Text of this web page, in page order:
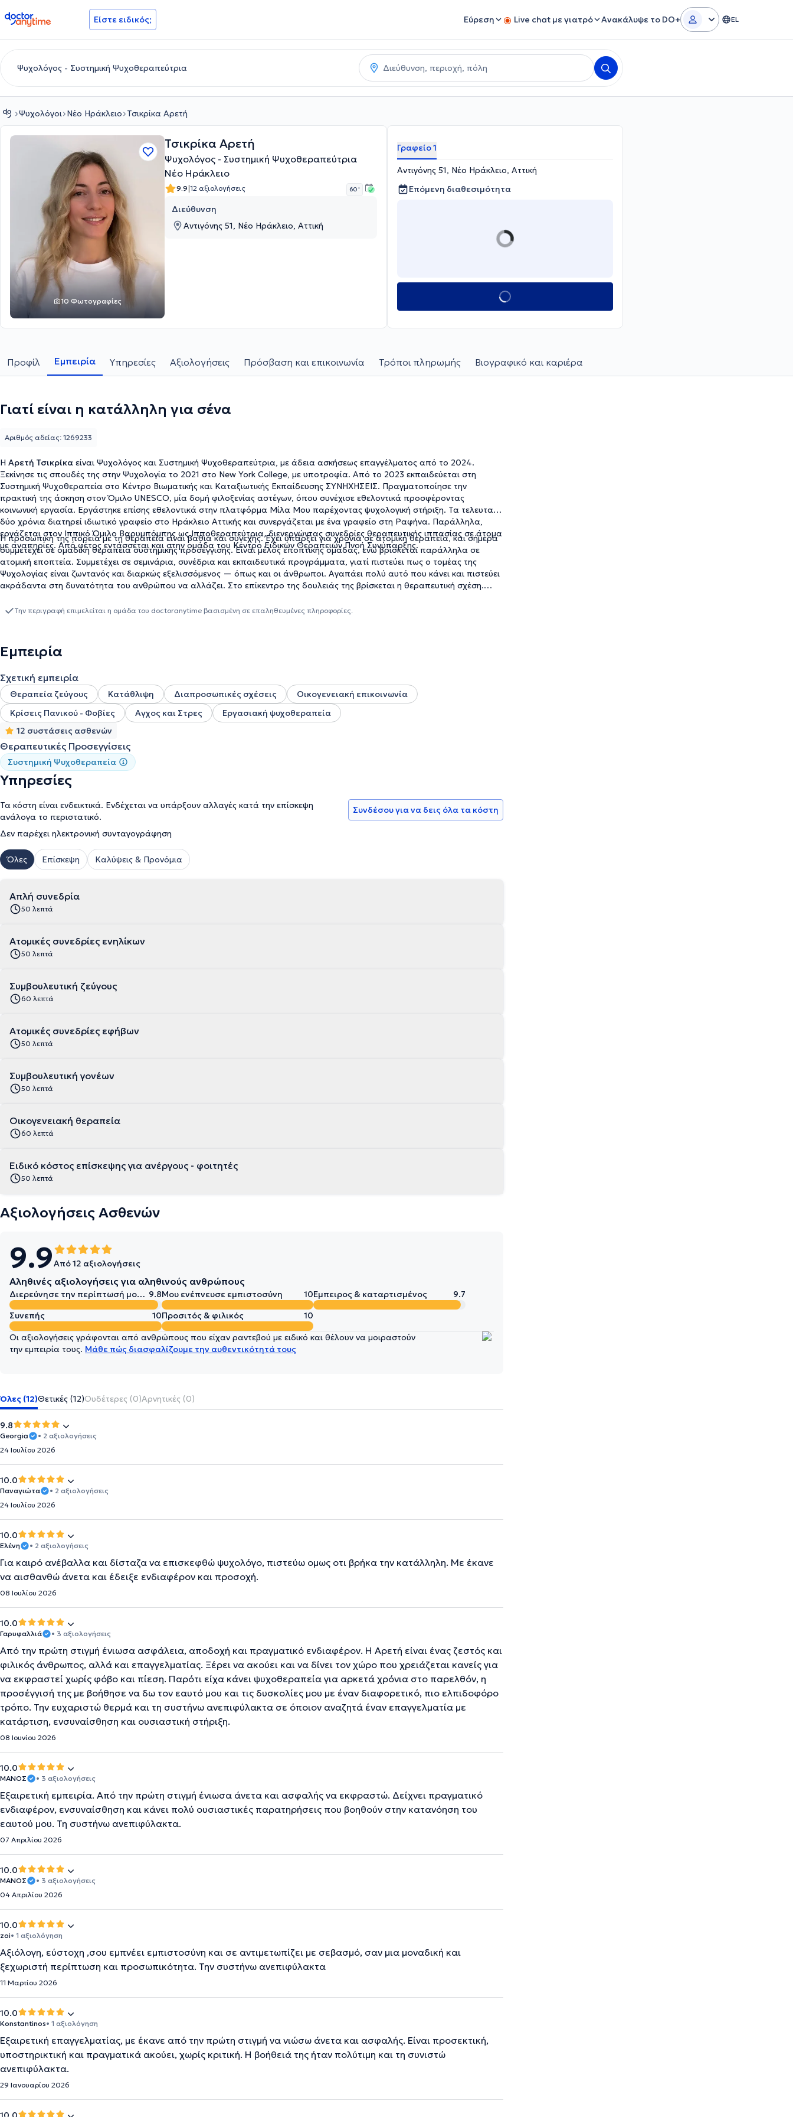
doctoranytime Είστε ειδικός; Εύρεση Live chat με γιατρό Ανακάλυψε το DO+ EL
Ψυχολόγοι Νέο Ηράκλειο Τσικρίκα Αρετή
10 Φωτογραφίες
Τσικρίκα Αρετή
Ψυχολόγος - Συστημική Ψυχοθεραπεύτρια
Νέο Ηράκλειο
9.9|12 αξιολογήσεις 60 '
Διεύθυνση
Αντιγόνης 51, Νέο Ηράκλειο, Αττική
Γραφείο 1
Αντιγόνης 51, Νέο Ηράκλειο, Αττική
Επόμενη διαθεσιμότητα
Προφίλ Εμπειρία Υπηρεσίες Αξιολογήσεις Πρόσβαση και επικοινωνία Τρόποι πληρωμής Βιογραφικό και καριέρα
Γιατί είναι η κατάλληλη για σένα
Η Αρετή Τσικρίκα είναι Ψυχολόγος και Συστημική Ψυχοθεραπεύτρια, με άδεια ασκήσεως επαγγέλματος από το 2024.
Ξεκίνησε τις σπουδές της στην Ψυχολογία το 2021 στο New York College, με υποτροφία. Από το 2023 εκπαιδεύεται στη
Συστημική Ψυχοθεραπεία στο Κέντρο Βιωματικής και Καταξιωτικής Εκπαίδευσης ΣΥΝΗΧΗΣΕΙΣ. Πραγματοποίησε την
πρακτική της άσκηση στον Όμιλο UNESCO, μία δομή φιλοξενίας αστέγων, όπου συνέχισε εθελοντικά προσφέροντας
κοινωνική εργασία. Εργάστηκε επίσης εθελοντικά στην πλατφόρμα Μίλα Μου παρέχοντας ψυχολογική στήριξη. Τα τελευταία
δύο χρόνια διατηρεί ιδιωτικό γραφείο στο Ηράκλειο Αττικής και συνεργάζεται με ένα γραφείο στη Ραφήνα. Παράλληλα,
εργάζεται στον Ιππικό Όμιλο Βαρυμπόμπης ως Ιπποθεραπεύτρια, διενεργώντας συνεδρίες θεραπευτικής ιππασίας σε άτομα
με αναπηρίες. Από φέτος εντάσσεται και στην ομάδα του Κέντρο Ειδικών Θεραπειών Πνοή Συνύπαρξης.
Η προσωπική της πορεία με τη θεραπεία είναι βαθιά και συνεχής. Έχει υπάρξει για χρόνια σε ατομική θεραπεία, και σήμερα
συμμετέχει σε ομαδική θεραπεία συστημικής προσέγγισης. Είναι μέλος εποπτικής ομάδας, ενώ βρίσκεται παράλληλα σε
ατομική εποπτεία. Συμμετέχει σε σεμινάρια, συνέδρια και εκπαιδευτικά προγράμματα, γιατί πιστεύει πως ο τομέας της
Ψυχολογίας είναι ζωντανός και διαρκώς εξελισσόμενος — όπως και οι άνθρωποι. Αγαπάει πολύ αυτό που κάνει και πιστεύει
ακράδαντα στη δυνατότητα του ανθρώπου να αλλάζει. Στο επίκεντρο της δουλειάς της βρίσκεται η θεραπευτική σχέση.
εσωτερικά τα αποθέματα που στηρίζουν τους ανθρώπους στη διαχείριση των δυσκολιών, την αναγνώριση και έκφραση των
Αριθμός αδείας: 1269233
Την περιγραφή επιμελείται η ομάδα του doctoranytime βασισμένη σε επαληθευμένες πληροφορίες.
Εμπειρία
Σχετική εμπειρία
Θεραπεία ζεύγους Κατάθλιψη Διαπροσωπικές σχέσεις
Οικογενειακή επικοινωνία
Κρίσεις Πανικού - Φοβίες
Αγχος και Στρες
Εργασιακή ψυχοθεραπεία
12 συστάσεις ασθενών
Θεραπευτικές Προσεγγίσεις
Συστημική Ψυχοθεραπεία
Υπηρεσίες
Τα κόστη είναι ενδεικτικά. Ενδέχεται να υπάρξουν αλλαγές κατά την επίσκεψη
ανάλογα το περιστατικό.
Δεν παρέχει ηλεκτρονική συνταγογράφηση
Συνδέσου για να δεις όλα τα κόστη
Όλες Επίσκεψη Καλύψεις & Προνόμια
Απλή συνεδρία
50 λεπτά
Ατομικές συνεδρίες ενηλίκων
50 λεπτά
Συμβουλευτική ζεύγους
60 λεπτά
Ατομικές συνεδρίες εφήβων
50 λεπτά
Συμβουλευτική γονέων
50 λεπτά
Οικογενειακή θεραπεία
60 λεπτά
Ειδικό κόστος επίσκεψης για ανέργους - φοιτητές
50 λεπτά
Αξιολογήσεις Ασθενών
9.9Από 12 αξιολογήσεις
Αληθινές αξιολογήσεις για αληθινούς ανθρώπους
Διερεύνησε την περίπτωσή μου σε βάθος 9.8Μου ενέπνευσε εμπιστοσύνη 10Έμπειρος & καταρτισμένος
9.7
Συνεπής
10Προσιτός & φιλικός 10
Οι αξιολογήσεις γράφονται από ανθρώπους που είχαν ραντεβού με ειδικό και θέλουν να μοιραστούν
την εμπειρία τους. Μάθε πώς διασφαλίζουμε την αυθεντικότητά τους
Όλες (12)Θετικές (12)Ουδέτερες (0)Αρνητικές (0)
9.8
Georgia
• 2 αξιολογήσεις
24 Ιουλίου 2026
10.0
Παναγιώτα
• 2 αξιολογήσεις
24 Ιουλίου 2026
10.0
Ελένη • 2 αξιολογήσεις
Για καιρό ανέβαλλα και δίσταζα να επισκεφθώ ψυχολόγο, πιστεύω ομως οτι βρήκα την κατάλληλη. Με έκανε
να αισθανθώ άνετα και έδειξε ενδιαφέρον και προσοχή.
08 Ιουλίου 2026
10.0
Γαρυφαλλιά • 3 αξιολογήσεις
Από την πρώτη στιγμή ένιωσα ασφάλεια, αποδοχή και πραγματικό ενδιαφέρον. Η Αρετή είναι ένας ζεστός και
φιλικός άνθρωπος, αλλά και επαγγελματίας. Ξέρει να ακούει και να δίνει τον χώρο που χρειάζεται κανείς για
να εκφραστεί χωρίς φόβο και πίεση. Παρότι είχα κάνει ψυχοθεραπεία για αρκετά χρόνια στο παρελθόν, η
προσέγγισή της με βοήθησε να δω τον εαυτό μου και τις δυσκολίες μου με έναν διαφορετικό, πιο ελπιδοφόρο
τρόπο. Την ευχαριστώ θερμά και τη συστήνω ανεπιφύλακτα σε όποιον αναζητά έναν επαγγελματία με
κατάρτιση, ενσυναίσθηση και ουσιαστική στήριξη.
08 Ιουνίου 2026
10.0
ΜΑΝΟΣ • 3 αξιολογήσεις
Εξαιρετική εμπειρία. Από την πρώτη στιγμή ένιωσα άνετα και ασφαλής να εκφραστώ. Δείχνει πραγματικό
ενδιαφέρον, ενσυναίσθηση και κάνει πολύ ουσιαστικές παρατηρήσεις που βοηθούν στην κατανόηση του
εαυτού μου. Τη συστήνω ανεπιφύλακτα.
07 Απριλίου 2026
10.0
ΜΑΝΟΣ
• 3 αξιολογήσεις
04 Απριλίου 2026
10.0
zoi• 1 αξιολόγηση
Αξιόλογη, εύστοχη ,σου εμπνέει εμπιστοσύνη και σε αντιμετωπίζει με σεβασμό, σαν μια μοναδική και
ξεχωριστή περίπτωση και προσωπικότητα. Την συστήνω ανεπιφύλακτα
11 Μαρτίου 2026
10.0
Konstantinos• 1 αξιολόγηση
Εξαιρετική επαγγελματίας, με έκανε από την πρώτη στιγμή να νιώσω άνετα και ασφαλής. Είναι προσεκτική,
υποστηρικτική και πραγματικά ακούει, χωρίς κριτική. Η βοήθειά της ήταν πολύτιμη και τη συνιστώ
ανεπιφύλακτα.
29 Ιανουαρίου 2026